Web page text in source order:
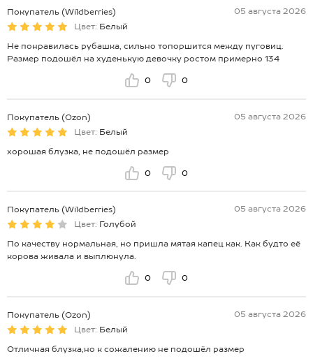
Покупатель (Wildberries)
05 августа 2026
Цвет: Белый
Не понравилась рубашка, сильно топоршится между пуговиц.
Размер подошёл на худенькую девочку ростом примерно 134
0 0
Покупатель (Ozon)
05 августа 2026
Цвет: Белый
хорошая блузка, не подошёл размер
0 0
Покупатель (Wildberries)
05 августа 2026
Цвет: Голубой
По качеству нормальная, но пришла мятая капец как. Как будто её
корова живала и выплюнула.
0 0
Покупатель (Ozon)
05 августа 2026
Цвет: Белый
Отличная блузка,но к сожалению не подошёл размер